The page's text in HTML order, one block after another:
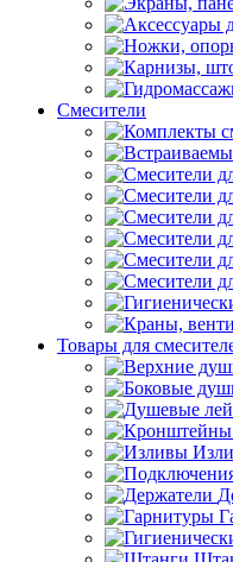
Смесители
Товары для